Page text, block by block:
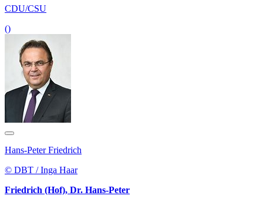
CDU/CSU
()
Hans-Peter Friedrich
© DBT / Inga Haar
Friedrich (Hof), Dr. Hans-Peter